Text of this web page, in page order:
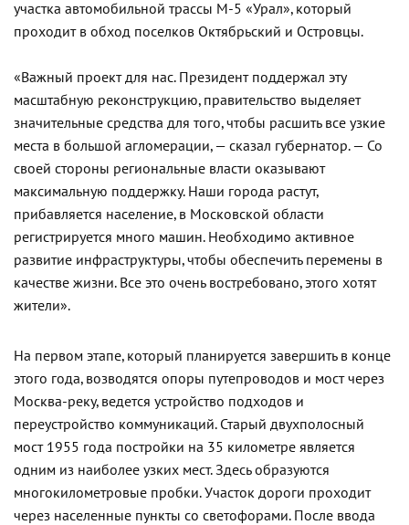
участка автомобильной трассы М-5 «Урал», который
проходит в обход поселков Октябрьский и Островцы.
«Важный проект для нас. Президент поддержал эту
масштабную реконструкцию, правительство выделяет
значительные средства для того, чтобы расшить все узкие
места в большой агломерации, — сказал губернатор. — Со
своей стороны региональные власти оказывают
максимальную поддержку. Наши города растут,
прибавляется население, в Московской области
регистрируется много машин. Необходимо активное
развитие инфраструктуры, чтобы обеспечить перемены в
качестве жизни. Все это очень востребовано, этого хотят
жители».
На первом этапе, который планируется завершить в конце
этого года, возводятся опоры путепроводов и мост через
Москва-реку, ведется устройство подходов и
переустройство коммуникаций. Старый двухполосный
мост 1955 года постройки на 35 километре является
одним из наиболее узких мест. Здесь образуются
многокилометровые пробки. Участок дороги проходит
через населенные пункты со светофорами. После ввода